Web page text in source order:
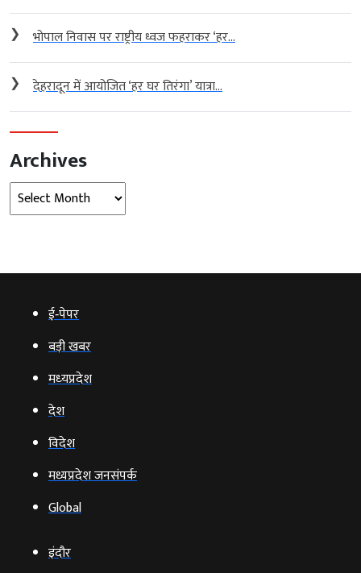
❯ भोपाल निवास पर राष्ट्रीय ध्वज फहराकर ‘हर...
❯ देहरादून में आयोजित ‘हर घर तिरंगा’ यात्रा...
Archives
Archives
ई‑पेपर
बड़ी खबर
मध्‍यप्रदेश
देश
विदेश
मध्यप्रदेश जनसंपर्क
Global
इंदौर